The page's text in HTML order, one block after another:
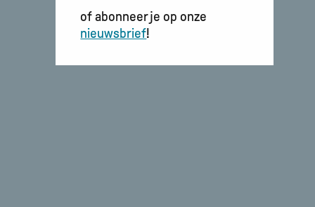
of abonneer je op onze
nieuwsbrief!